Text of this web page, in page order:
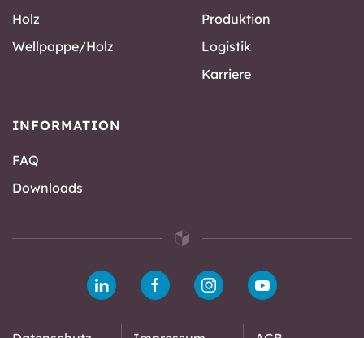
Holz
Wellpappe/Holz
Produktion
Logistik
Karriere
INFORMATION
FAQ
Downloads